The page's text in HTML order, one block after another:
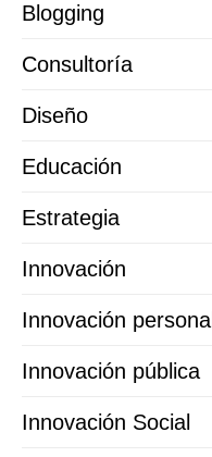
Blogging
Consultoría
Diseño
Educación
Estrategia
Innovación
Innovación personal
Innovación pública
Innovación Social